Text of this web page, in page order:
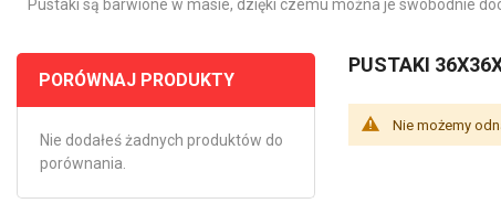
Pustaki są barwione w masie, dzięki czemu można je swobodnie
PUSTAKI
Nie możemy
PORÓWNAJ PRODUKTY
Nie dodałeś żadnych produktów do
porównania.